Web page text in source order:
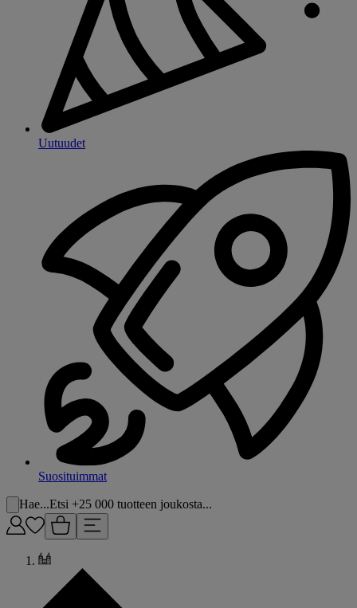
Uutuudet
Suosituimmat
Hae...Etsi +25 000 tuotteen joukosta...